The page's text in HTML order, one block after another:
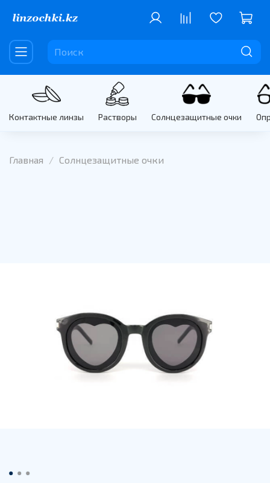
Контактные линзы Растворы Солнцезащитные очки
Главная Солнцезащитные очки